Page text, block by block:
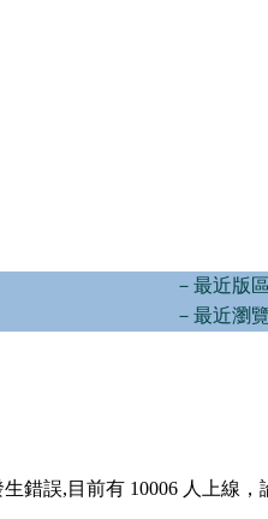
－最近版
－最近瀏
錯誤,目前有 10006 人上線